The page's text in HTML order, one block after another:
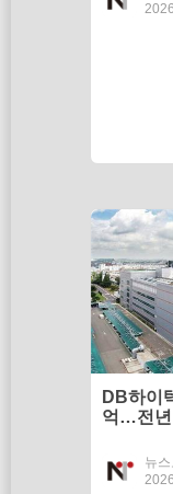
DB하이
억…전년
뉴